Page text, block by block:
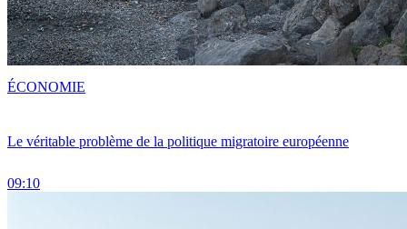
Le véritable problème de la politique migratoire européenne
09:10
ÉCONOMIE